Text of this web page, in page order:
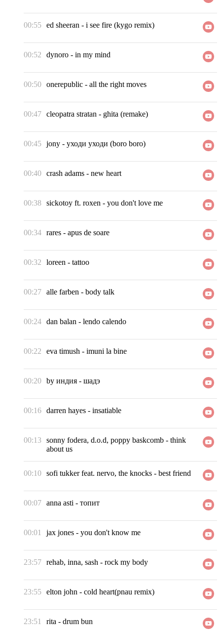
00:55 ed sheeran - i see fire (kygo remix)
00:52 dynoro - in my mind
00:50 onerepublic - all the right moves
00:47 cleopatra stratan - ghita (remake)
00:45 jony - уходи уходи (boro boro)
00:40 crash adams - new heart
00:38 sickotoy ft. roxen - you don't love me
00:34 rares - apus de soare
00:32 loreen - tattoo
00:27 alle farben - body talk
00:24 dan balan - lendo calendo
00:22 eva timush - imuni la bine
00:20 by индия - шадэ
00:16 darren hayes - insatiable
00:13 sonny fodera, d.o.d, poppy baskcomb - think
about us
00:10 sofi tukker feat. nervo, the knocks - best friend
00:07 anna asti - топит
00:01 jax jones - you don't know me
23:57 rehab, inna, sash - rock my body
23:55 elton john - cold heart(pnau remix)
23:51 rita - drum bun